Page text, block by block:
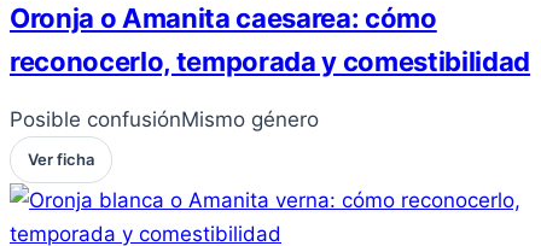
Oronja o Amanita caesarea: cómo
reconocerlo, temporada y comestibilidad
Posible confusiónMismo género
Ver ficha